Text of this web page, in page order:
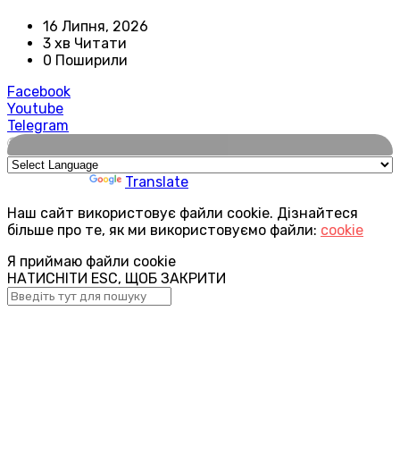
16 Липня, 2026
3 хв Читати
0 Поширили
Facebook
Youtube
Telegram
🌍
Translate
Наш сайт використовує файли cookie. Дізнайтеся
більше про те, як ми використовуємо файли: cookie
Я приймаю файли cookie
НАТИСНІТИ ESC, ЩОБ ЗАКРИТИ